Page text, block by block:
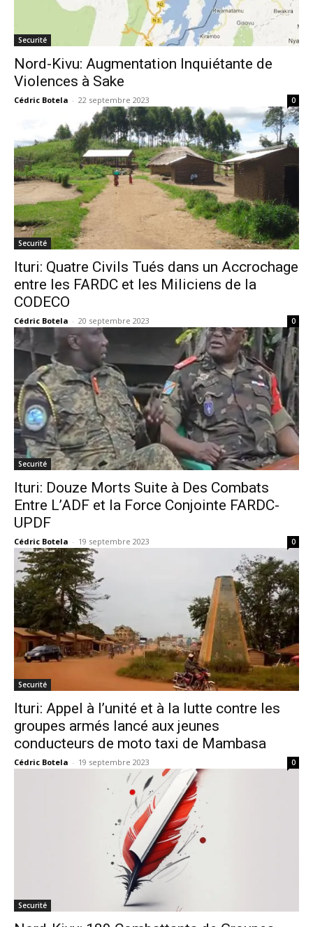
Securité
Nord-Kivu: Augmentation Inquiétante de
Violences à Sake
Cédric Botela - 22 septembre 2023 0
Securité
Ituri: Quatre Civils Tués dans un Accrochage
entre les FARDC et les Miliciens de la
CODECO
Cédric Botela - 20 septembre 2023 0
Securité
Ituri: Douze Morts Suite à Des Combats
Entre L’ADF et la Force Conjointe FARDC-
UPDF
Cédric Botela - 19 septembre 2023 0
Securité
Ituri: Appel à l’unité et à la lutte contre les
groupes armés lancé aux jeunes
conducteurs de moto taxi de Mambasa
Cédric Botela - 19 septembre 2023 0
Securité